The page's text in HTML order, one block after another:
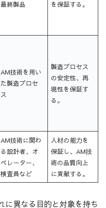
最終製品
を保証する。
AM技術を用い
た製造プロセ
ス
製造プロセス
の安定性、再
現性を保証す
る。
AM技術に関わ
る設計者、オ
ペレーター、
検査員など
人材の能力を
保証し、AM技
術の品質向上
に貢献する。
に異なる目的と対象を持ち